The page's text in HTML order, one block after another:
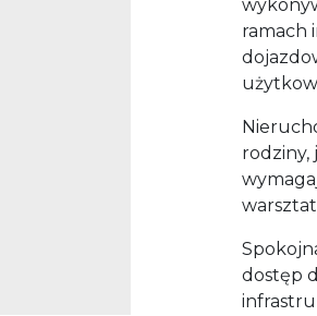
ramach
rodziny,
dostęp